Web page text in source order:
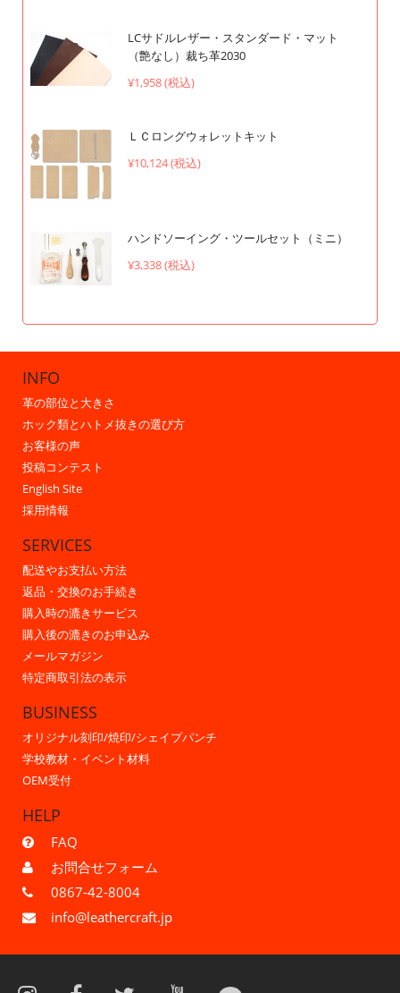
LCサドルレザー・スタンダード・マット
（艶なし）裁ち革2030
¥1,958 (税込)
ＬＣロングウォレットキット
¥10,124 (税込)
ハンドソーイング・ツールセット（ミニ）
¥3,338 (税込)
INFO
革の部位と大きさ
ホック類とハトメ抜きの選び方
お客様の声
投稿コンテスト
English Site
採用情報
SERVICES
配送やお支払い方法
返品・交換のお手続き
購入時の漉きサービス
購入後の漉きのお申込み
メールマガジン
特定商取引法の表示
BUSINESS
オリジナル刻印/焼印/シェイプパンチ
学校教材・イベント材料
OEM受付
HELP
FAQ
お問合せフォーム
0867-42-8004
info@leathercraft.jp